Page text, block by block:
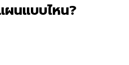
ผนแบบไหน?